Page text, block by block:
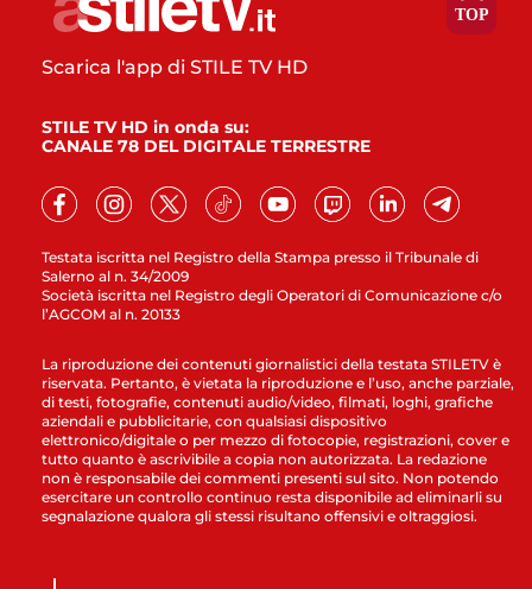
Testata iscritta nel Registro della Stampa presso il Tribunale di
Salerno al n. 34/2009
Società iscritta nel Registro degli Operatori di Comunicazione c/o
l’AGCOM al n. 20133
Scarica l'app di STILE TV HD
STILE TV HD in onda su:
CANALE 78 DEL DIGITALE TERRESTRE
La riproduzione dei contenuti giornalistici della testata STILETV è
riservata. Pertanto, è vietata la riproduzione e l’uso, anche parziale,
di testi, fotografie, contenuti audio/video, filmati, loghi, grafiche
aziendali e pubblicitarie, con qualsiasi dispositivo
elettronico/digitale o per mezzo di fotocopie, registrazioni, cover e
tutto quanto è ascrivibile a copia non autorizzata. La redazione
non è responsabile dei commenti presenti sul sito. Non potendo
esercitare un controllo continuo resta disponibile ad eliminarli su
segnalazione qualora gli stessi risultano offensivi e oltraggiosi.